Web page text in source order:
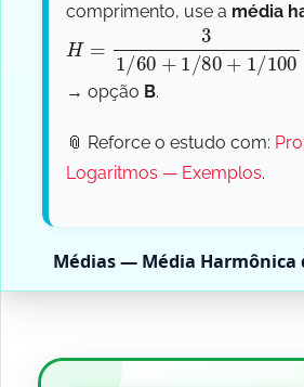
comprimento, use a média
1 +1
→ opção B.
📎 Reforce o estudo com:
Logaritmos — Exemplos.
Médias — Média Harmônica